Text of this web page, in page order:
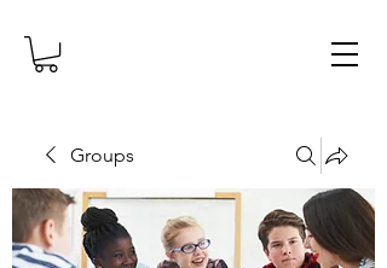
Groups